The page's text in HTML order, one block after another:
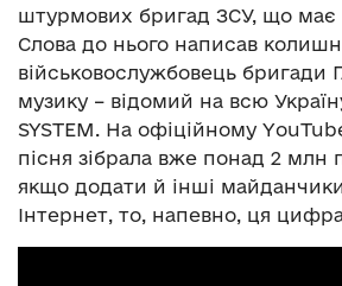
штурмових бригад ЗСУ, що має
Слова до нього написав
військовослужбовець бригади
музику – відомий на всю
SYSTEM. На офіційному
пісня зібрала вже понад 2 млн
якщо додати й інші
Інтернет, то, напевно, ця